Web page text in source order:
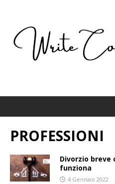
PROFESSIONI
Divorzio breve
funziona
4 Gennaio 2022